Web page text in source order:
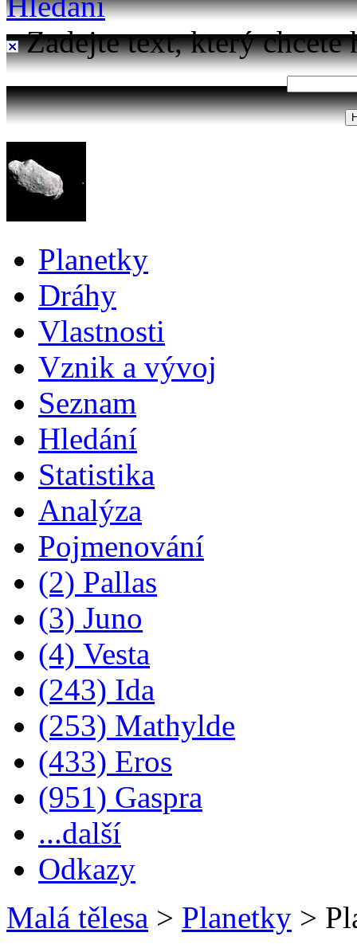
Zadejte text, který chcete
Planetky
Dráhy
Vlastnosti
Vznik a vývoj
Seznam
Hledání
Statistika
Analýza
Pojmenování
(2) Pallas
(3) Juno
(4) Vesta
(243) Ida
(253) Mathylde
(433) Eros
(951) Gaspra
...další
Odkazy
Malá tělesa > Planetky >